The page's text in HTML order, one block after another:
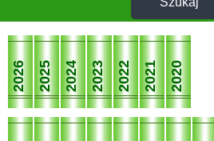
2026 2025 2024 2023 2022 2021 2020